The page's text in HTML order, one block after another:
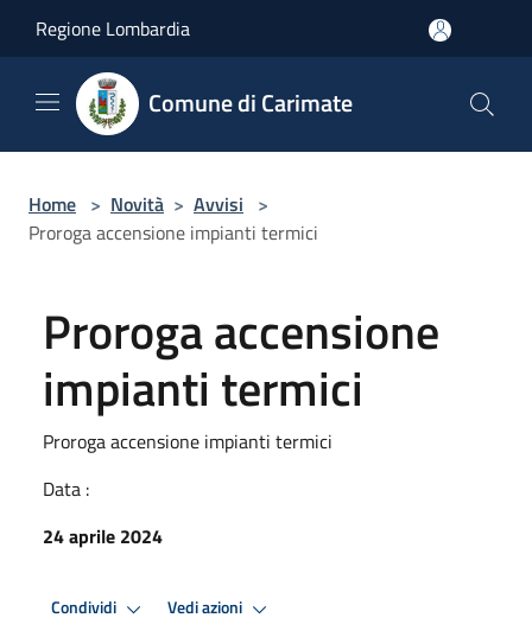
Regione Lombardia
Comune di Carimate
Home > Novità > Avvisi >
Proroga accensione impianti termici
Proroga accensione
impianti termici
Proroga accensione impianti termici
Data :
24 aprile 2024
Condividi Vedi azioni